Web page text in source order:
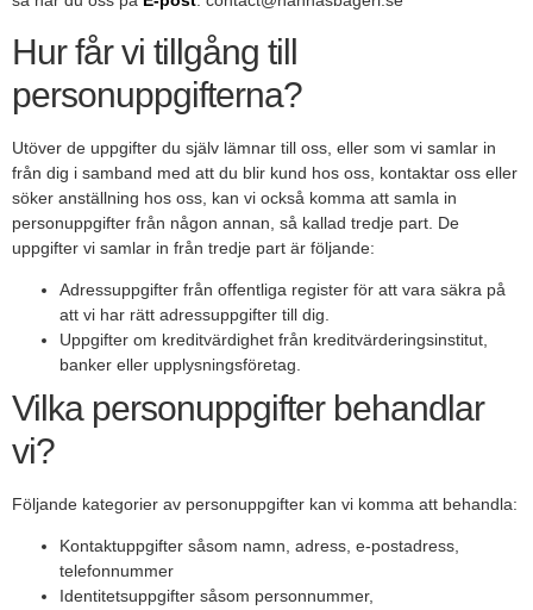
Hur får vi tillgång till
personuppgifterna?
Utöver de uppgifter du själv lämnar till oss, eller som vi samlar in
från dig i samband med att du blir kund hos oss, kontaktar oss eller
söker anställning hos oss, kan vi också komma att samla in
personuppgifter från någon annan, så kallad tredje part. De
uppgifter vi samlar in från tredje part är följande:
Adressuppgifter från offentliga register för att vara säkra på
att vi har rätt adressuppgifter till dig.
Uppgifter om kreditvärdighet från kreditvärderingsinstitut,
banker eller upplysningsföretag.
Vilka personuppgifter behandlar
vi?
Följande kategorier av personuppgifter kan vi komma att behandla:
Kontaktuppgifter såsom namn, adress, e-postadress,
telefonnummer
Identitetsuppgifter såsom personnummer,